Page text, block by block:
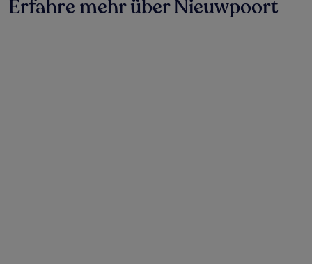
zusätzliche
Bedingungen
Erfahre mehr über Nieuwpoort